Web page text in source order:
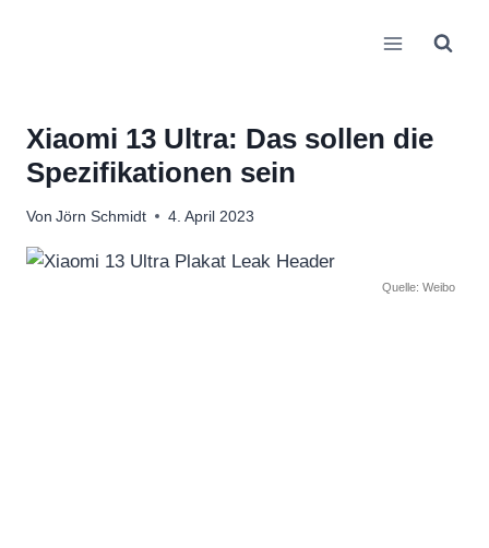
Xiaomi 13 Ultra: Das sollen die
Spezifikationen sein
Von Jörn Schmidt 4. April 2023
Quelle: Weibo